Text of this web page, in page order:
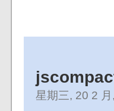
星期三, 20 2